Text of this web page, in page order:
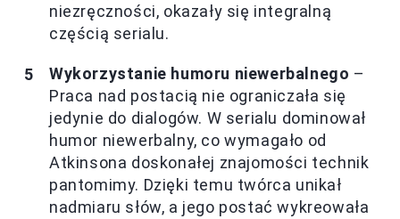
niezręczności, okazały się integralną
częścią serialu.
Wykorzystanie humoru niewerbalnego –
Praca nad postacią nie ograniczała się
jedynie do dialogów. W serialu dominował
humor niewerbalny, co wymagało od
Atkinsona doskonałej znajomości technik
pantomimy. Dzięki temu twórca unikał
nadmiaru słów, a jego postać wykreowała